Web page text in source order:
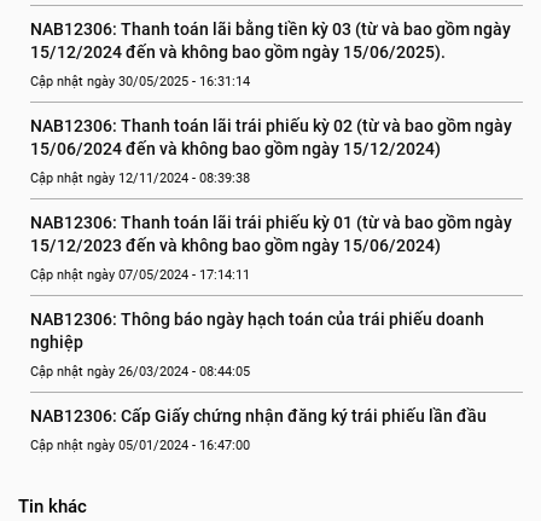
NAB12306: Thanh toán lãi bằng tiền kỳ 03 (từ và bao gồm ngày
15/12/2024 đến và không bao gồm ngày 15/06/2025).
Cập nhật ngày 30/05/2025 - 16:31:14
NAB12306: Thanh toán lãi trái phiếu kỳ 02 (từ và bao gồm ngày
15/06/2024 đến và không bao gồm ngày 15/12/2024)
Cập nhật ngày 12/11/2024 - 08:39:38
NAB12306: Thanh toán lãi trái phiếu kỳ 01 (từ và bao gồm ngày
15/12/2023 đến và không bao gồm ngày 15/06/2024)
Cập nhật ngày 07/05/2024 - 17:14:11
NAB12306: Thông báo ngày hạch toán của trái phiếu doanh
nghiệp
Cập nhật ngày 26/03/2024 - 08:44:05
NAB12306: Cấp Giấy chứng nhận đăng ký trái phiếu lần đầu
Cập nhật ngày 05/01/2024 - 16:47:00
Tin khác